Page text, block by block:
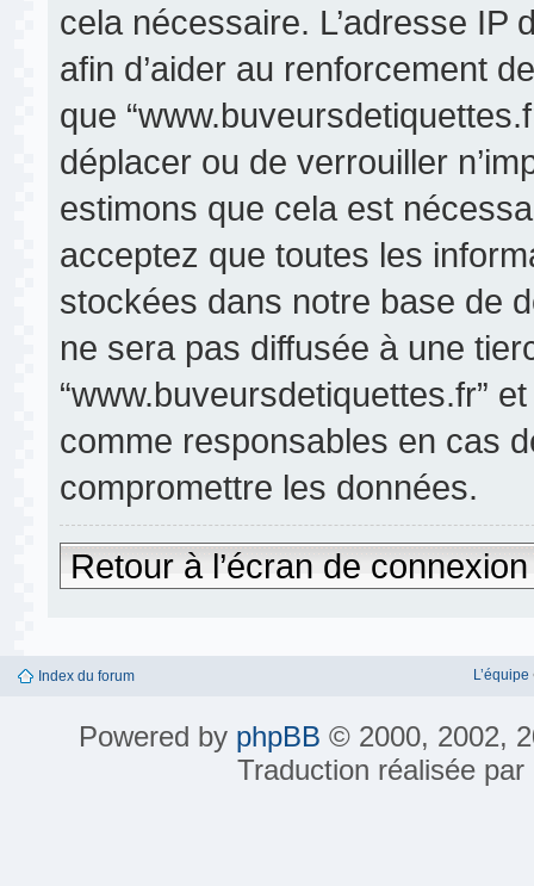
cela nécessaire. L’adresse
afin d’aider au renforcement
que
déplacer ou de verrouiller
estimons que cela est
acceptez que toutes les
stockées dans notre base de
ne sera pas diffusée à une
“www.buveursdetiquettes.fr”
comme responsables en cas
compromettre les données.
Retour à l’écran de connexion
Index du forum L’équipe
Powered by phpBB © 2000, 2002,
Traduction réalisée par